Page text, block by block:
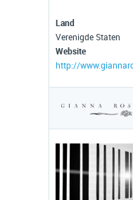
Land
Verenigde Staten
Website
http://